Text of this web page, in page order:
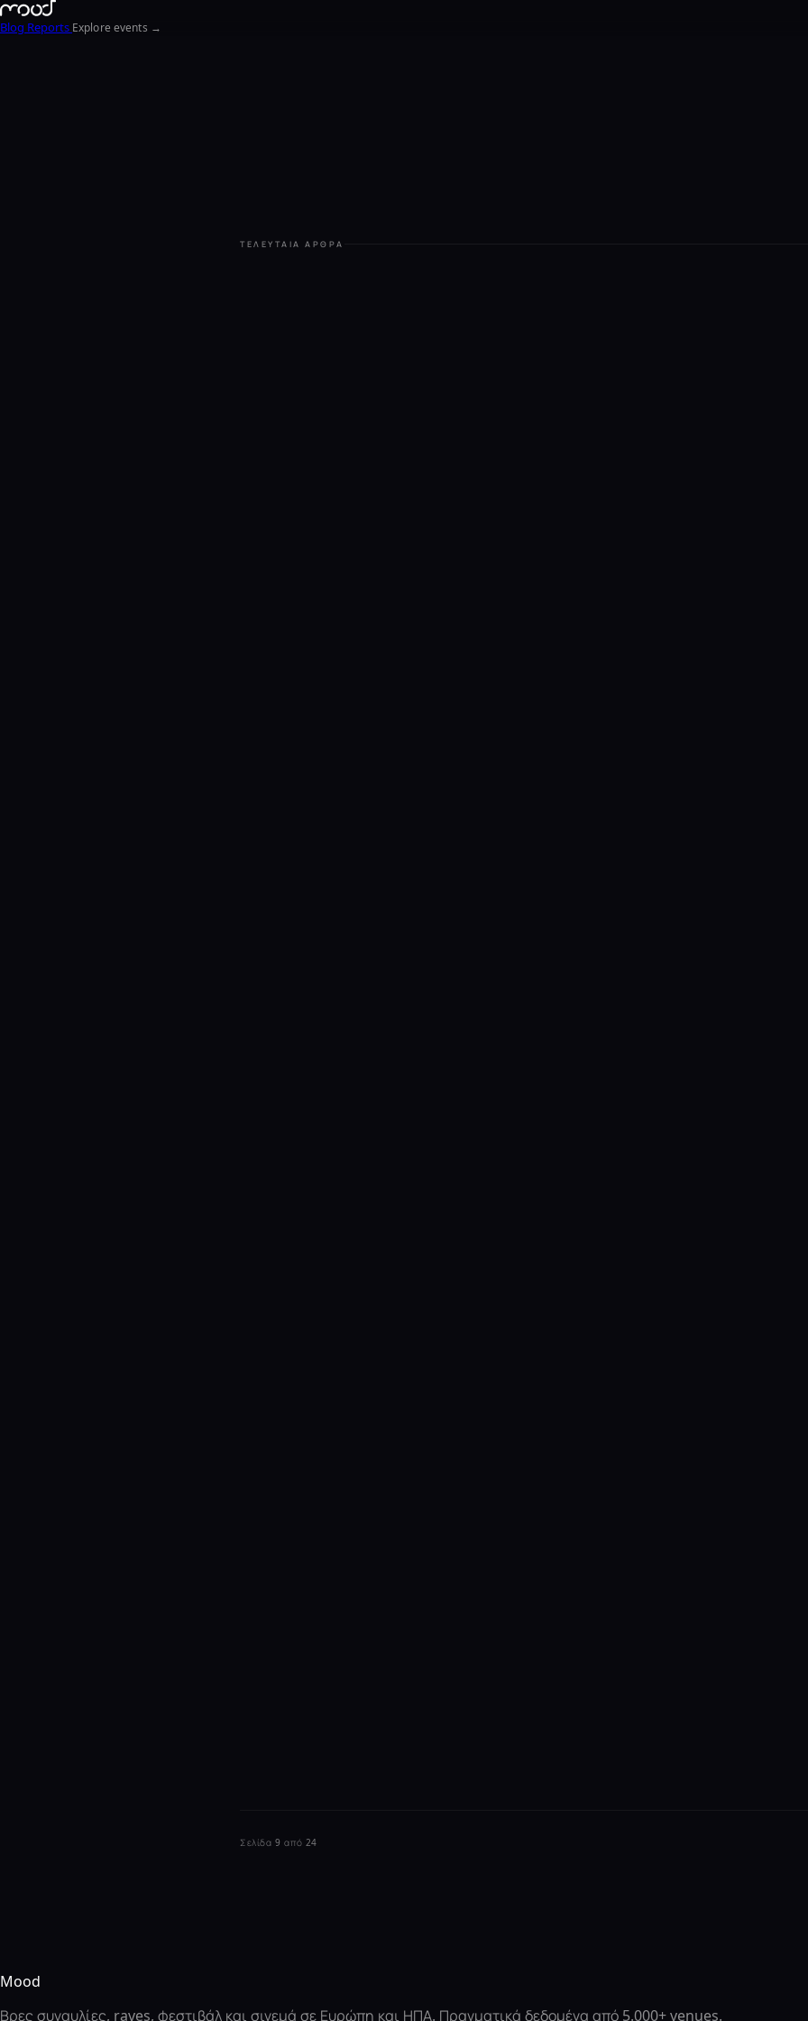
Blog Reports Explore events →
ΤΕΛΕΥΤΑΊΑ ΆΡΘΡΑ
Σελίδα 9 από 24
Mood
Βρες συναυλίες, raves, φεστιβάλ και σινεμά σε Ευρώπη και ΗΠΑ. Πραγματικά δεδομένα από 5.000+ venues.